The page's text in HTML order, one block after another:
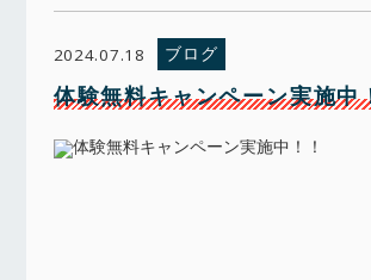
2024.07.18 ブログ
体験無料キャンペーン実施中